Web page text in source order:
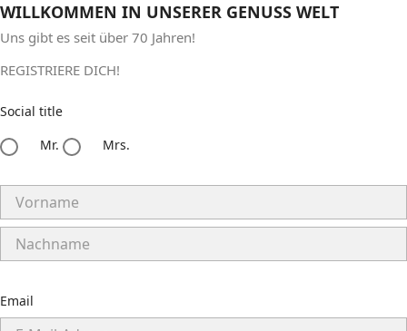
WILLKOMMEN IN UNSERER GENUSS WELT
Uns gibt es seit über 70 Jahren!
REGISTRIERE DICH!
Social title
Mr.
Mrs.
Email